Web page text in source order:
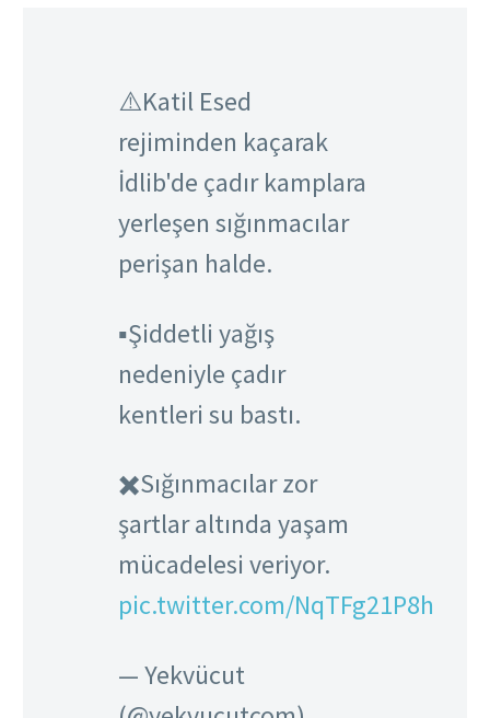
⚠️Katil Esed
rejiminden kaçarak
İdlib'de çadır kamplara
yerleşen sığınmacılar
perişan halde.
▪️Şiddetli yağış
nedeniyle çadır
kentleri su bastı.
✖️Sığınmacılar zor
şartlar altında yaşam
mücadelesi veriyor.
pic.twitter.com/NqTFg21P8h
— Yekvücut